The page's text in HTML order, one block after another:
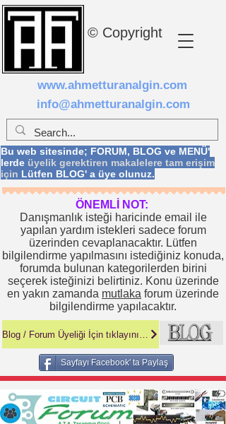
© Copyright
www.ahmetturanalgin.com
Bu web sitesinde; FORUM, BLOG ve MENÜ'
lerde üyelik gerektiren makalelere tam erişim
için Lütfen BLOG' a üye olunuz.
info@ahmetturanalgin.com
ÖNEMLİ NOT:
Danışmanlık isteği haricinde email ile
yapılan yardım istekleri sadece forum
üzerinden cevaplanacaktır. Lütfen
bilgilendirme yapılmasını istediğiniz konuda,
forumda bulunan kategorilerden birini
seçerek isteğinizi belirtiniz. Konu üzerinde
en yakın zamanda mutlaka forum üzerinde
bilgilendirme yapılacaktır.
Sayfayı Facebook' ta Paylaş